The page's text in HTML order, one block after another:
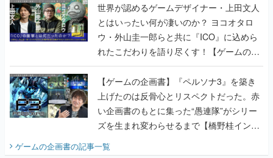
世界が認めるゲームデザイナー・上田文人
とはいったい何が凄いのか？ ヨコオタロ
ウ・外山圭一郎らと共に『ICO』に込めら
れたこだわりを語り尽くす！【ゲームの企
画書】
【ゲームの企画書】『ペルソナ3』を築き
上げたのは反骨心とリスペクトだった。赤
い企画書のもとに集った“愚連隊”がシリー
ズを生まれ変わらせるまで【橋野桂インタ
ビュー】
ゲームの企画書の記事一覧